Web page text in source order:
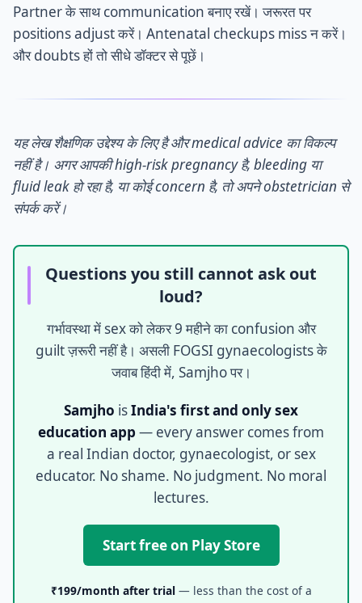
Partner के साथ communication बनाए रखें। जरूरत पर
positions adjust करें। Antenatal checkups miss न करें।
और doubts हों तो सीधे डॉक्टर से पूछें।
यह लेख शैक्षणिक उद्देश्य के लिए है और medical advice का विकल्प
नहीं है। अगर आपकी high-risk pregnancy है, bleeding या
fluid leak हो रहा है, या कोई concern है, तो अपने obstetrician से
संपर्क करें।
Questions you still cannot ask out
loud?
गर्भावस्था में sex को लेकर 9 महीने का confusion और
guilt ज़रूरी नहीं है। असली FOGSI gynaecologists के
जवाब हिंदी में, Samjho पर।
Samjho isIndia's first and only sex
education app — every answer comes from
a real Indian doctor, gynaecologist, or sex
educator. No shame. No judgment. No moral
lectures.
Start free on Play Store
₹199/month after trial— less than the cost of a